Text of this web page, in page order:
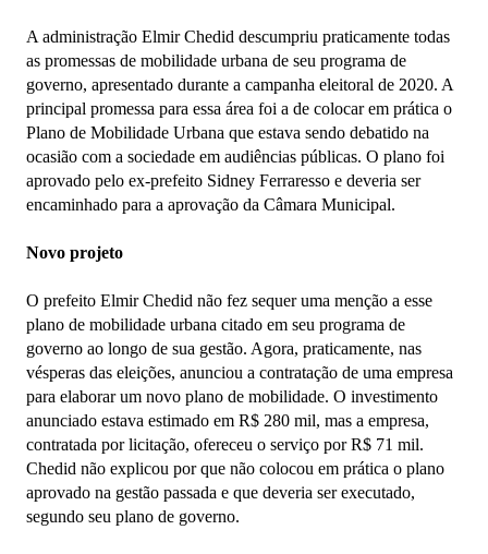
A administração Elmir Chedid descumpriu praticamente todas
as promessas de mobilidade urbana de seu programa de
governo, apresentado durante a campanha eleitoral de 2020. A
principal promessa para essa área foi a de colocar em prática o
Plano de Mobilidade Urbana que estava sendo debatido na
ocasião com a sociedade em audiências públicas. O plano foi
aprovado pelo ex-prefeito Sidney Ferraresso e deveria ser
encaminhado para a aprovação da Câmara Municipal.
Novo projeto
O prefeito Elmir Chedid não fez sequer uma menção a esse
plano de mobilidade urbana citado em seu programa de
governo ao longo de sua gestão. Agora, praticamente, nas
vésperas das eleições, anunciou a contratação de uma empresa
para elaborar um novo plano de mobilidade. O investimento
anunciado estava estimado em R$ 280 mil, mas a empresa,
contratada por licitação, ofereceu o serviço por R$ 71 mil.
Chedid não explicou por que não colocou em prática o plano
aprovado na gestão passada e que deveria ser executado,
segundo seu plano de governo.